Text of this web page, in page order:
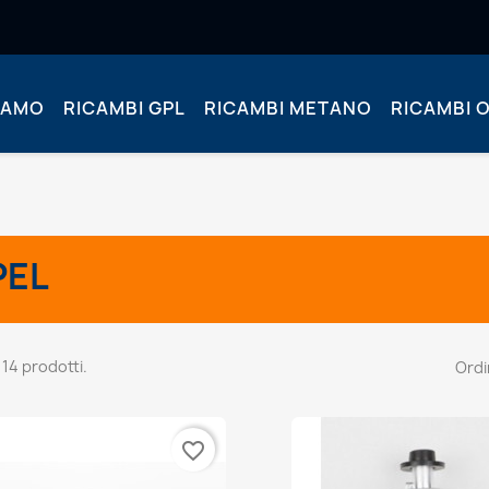
RICAMBI GPL RICAMBI METANO RICAMBI
prodotti.
favorite_border